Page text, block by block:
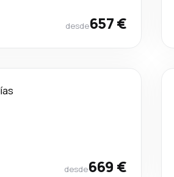
desde657 €
desde669 €